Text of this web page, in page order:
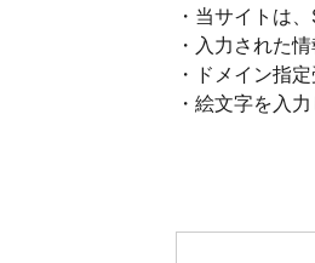
・当サイトは
・入力された
・ドメイン指
・絵文字を入